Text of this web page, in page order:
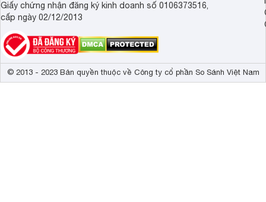
Giấy chứng nhận đăng ký kinh doanh số 0106373516,
cấp ngày 02/12/2013
© 2013 - 2023 Bản quyền thuộc về Công ty cổ phần So Sánh Việt Nam